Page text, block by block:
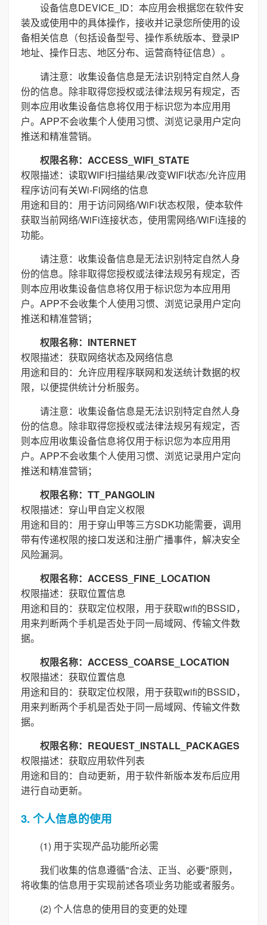
设备信息DEVICE_ID：本应用会根据您在软件安
装及或使用中的具体操作，接收并记录您所使用的设
备相关信息（包括设备型号、操作系统版本、登录IP
地址、操作日志、地区分布、运营商特征信息）。
请注意：收集设备信息是无法识别特定自然人身
份的信息。除非取得您授权或法律法规另有规定，否
则本应用收集设备信息将仅用于标识您为本应用用
户。APP不会收集个人使用习惯、浏览记录用户定向
推送和精准营销。
权限名称：ACCESS_WIFI_STATE
权限描述：读取WIFI扫描结果/改变WIFI状态/允许应用
程序访问有关Wi-Fi网络的信息
用途和目的：用于访问网络/WiFi状态权限，使本软件
获取当前网络/WiFi连接状态，使用需网络/WiFi连接的
功能。
请注意：收集设备信息是无法识别特定自然人身
份的信息。除非取得您授权或法律法规另有规定，否
则本应用收集设备信息将仅用于标识您为本应用用
户。APP不会收集个人使用习惯、浏览记录用户定向
推送和精准营销；
权限名称：INTERNET
权限描述：获取网络状态及网络信息
用途和目的：允许应用程序联网和发送统计数据的权
限，以便提供统计分析服务。
请注意：收集设备信息是无法识别特定自然人身
份的信息。除非取得您授权或法律法规另有规定，否
则本应用收集设备信息将仅用于标识您为本应用用
户。APP不会收集个人使用习惯、浏览记录用户定向
推送和精准营销；
权限名称：TT_PANGOLIN
权限描述：穿山甲自定义权限
用途和目的：用于穿山甲等三方SDK功能需要，调用
带有传递权限的接口发送和注册广播事件，解决安全
风险漏洞。
权限名称：ACCESS_FINE_LOCATION
权限描述：获取位置信息
用途和目的：获取定位权限，用于获取wifi的BSSID，
用来判断两个手机是否处于同一局域网、传输文件数
据。
权限名称：ACCESS_COARSE_LOCATION
权限描述：获取位置信息
用途和目的：获取定位权限，用于获取wifi的BSSID，
用来判断两个手机是否处于同一局域网、传输文件数
据。
权限名称：REQUEST_INSTALL_PACKAGES
权限描述：获取应用软件列表
用途和目的：自动更新，用于软件新版本发布后应用
进行自动更新。
3. 个人信息的使用
(1) 用于实现产品功能所必需
我们收集的信息遵循"合法、正当、必要"原则，
将收集的信息用于实现前述各项业务功能或者服务。
(2) 个人信息的使用目的变更的处理